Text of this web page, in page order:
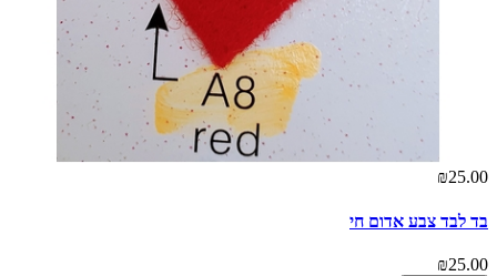
₪25.00
בד לבד צבע אדום חי
₪25.00